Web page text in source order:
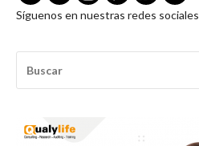
Síguenos en nuestras redes sociales
POR: